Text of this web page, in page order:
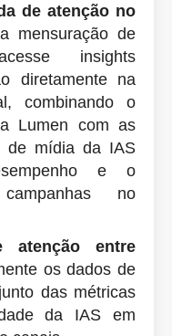
de atenção no
mensuração de
insights
diretamente na
combinando o
Lumen com as
de mídia da IAS
e o
no
atenção entre
os dados de
das métricas
da IAS em